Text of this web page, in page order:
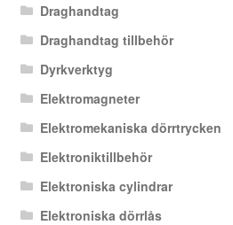
Draghandtag
Draghandtag tillbehör
Dyrkverktyg
Elektromagneter
Elektromekaniska dörrtrycken
Elektroniktillbehör
Elektroniska cylindrar
Elektroniska dörrlås